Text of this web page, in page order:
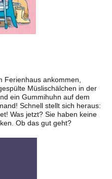
Ferienhaus ankommen,
Müslischälchen in der
ein Gummihuhn auf dem
Schnell stellt sich heraus:
Was jetzt? Sie haben keine
Ob das gut geht?